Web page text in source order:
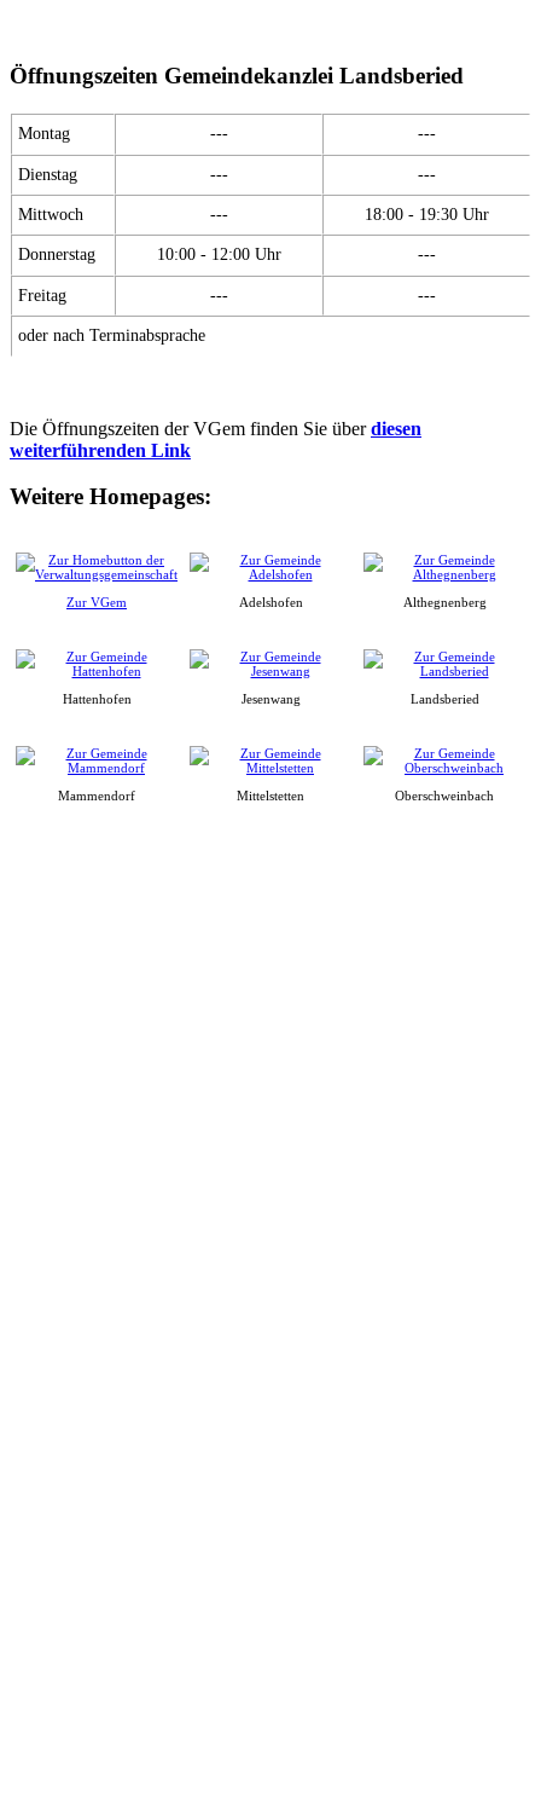
Öffnungszeiten Gemeindekanzlei Landsberied
Montag --- ---
Dienstag --- ---
Mittwoch --- 18:00 - 19:30 Uhr
Donnerstag 10:00 - 12:00 Uhr ---
Freitag --- ---
oder nach Terminabsprache
Die Öffnungszeiten der VGem finden Sie überdiesen
weiterführenden Link
Weitere Homepages:
Zur VGem Adelshofen Althegnenberg
Hattenhofen Jesenwang Landsberied
Mammendorf Mittelstetten Oberschweinbach